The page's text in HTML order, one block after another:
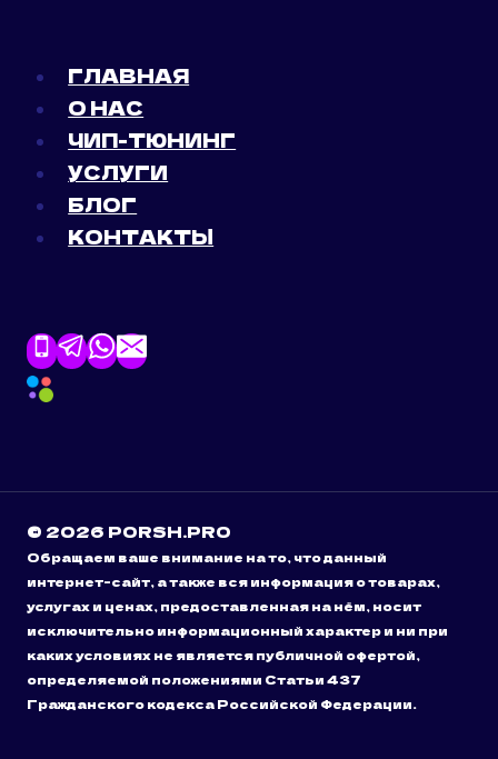
ГЛАВНАЯ
О НАС
ЧИП-ТЮНИНГ
УСЛУГИ
БЛОГ
КОНТАКТЫ
© 2026 PORSH.PRO
Обращаем ваше внимание на то, что данный
интернет-сайт, а также вся информация о товарах,
услугах и ценах, предоставленная на нём, носит
исключительно информационный характер и ни при
каких условиях не является публичной офертой,
определяемой положениями Статьи 437
Гражданского кодекса Российской Федерации.